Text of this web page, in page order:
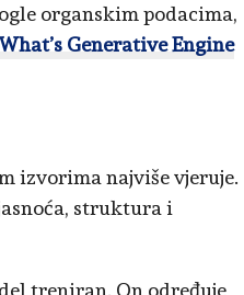
organskim podacima,
What’s Generative Engine
izvorima najviše vjeruje.
struktura i
treniran. On određuje